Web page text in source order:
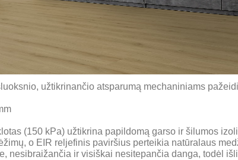
užtikrinančio atsparumą mechaniniams
(150 kPa) užtikrina papildomą garso ir šilumos
o EIR reljefinis paviršius perteikia natūralaus
nesibraižančia ir visiškai nesitepančia danga, todėl